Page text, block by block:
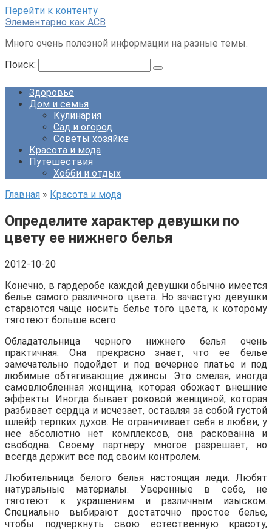
Перейти к контенту
Элементарно как ACB
Много очень полезной информации на разные темы.
Поиск:
Здоровье
Дом и семья
Кулинария
Сад и огород
Советы хозяйке
Красота и мода
Путешествия
Хобби и отдых
Главная » Красота и мода
Определите характер девушки по
цвету ее нижнего белья
2012-10-20
Конечно, в гардеробе каждой девушки обычно имеется
белье самого различного цвета. Но зачастую девушки
стараются чаще носить белье того цвета, к которому
тяготеют больше всего.
Обладательница черного нижнего белья очень
практичная. Она прекрасно знает, что ее белье
замечательно подойдет и под вечернее платье и под
любимые обтягивающие джинсы. Это смелая, иногда
самовлюбленная женщина, которая обожает внешние
эффекты. Иногда бывает роковой женщиной, которая
разбивает сердца и исчезает, оставляя за собой густой
шлейф терпких духов. Не ограничивает себя в любви, у
нее абсолютно нет комплексов, она раскованна и
свободна. Своему партнеру многое разрешает, но
всегда держит все под своим контролем.
Любительница белого белья настоящая леди. Любят
натуральные материалы. Уверенные в себе, не
тяготеют к украшениям и различным изыском.
Специально выбирают достаточно простое белье,
чтобы подчеркнуть свою естественную красоту,